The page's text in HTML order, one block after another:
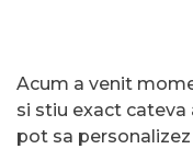
Acum a venit
si stiu exact
pot sa